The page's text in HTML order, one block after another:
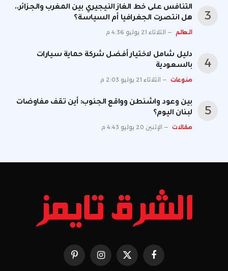
التنافس على خط الغاز النيجيري بين المغرب والجزائر..
هل انتصرت الجغرافيا أم السياسة؟
العالم الثلاثاء 21 يوليو 4:36 م
دليل شامل لاختيار أفضل شركة حماية سيارات
بالسعودية
منوعات الثلاثاء 21 يوليو 2:03 م
بين وعود واشنطن وواقع الجنوب: أين تقف مفاوضات
لبنان اليوم؟
مقالات الإثنين 20 يوليو 4:43 م
فيسبوك X الانستغرامبينتيريست